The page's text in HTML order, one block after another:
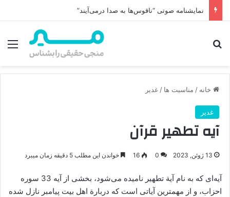
نمایشنامه صوتی “ناقوس‌ها به صدا در‌می‌آیند”
خانه / مناسبت ها /غدیر
غدیر
آیه تطهیر قرآن
13 ژوئن, 2023 0
16 خواندن این مطلب 5 دقیقه زمان میبرد
آیه‌ای که به نام آیة تطهیر نامیده می‌شود، بخشی از آیه 33 سوره
احزاب، و از مهمترین آیاتی است که دربارة اهل بیت پیامبر نازل شده